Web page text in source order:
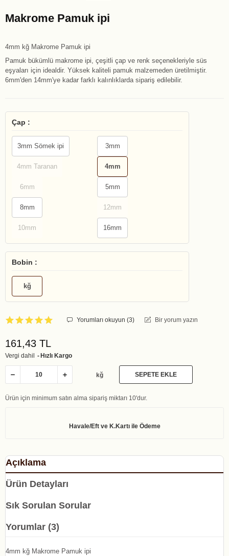
Makrome Pamuk ipi
4mm kğ Makrome Pamuk ipi
Pamuk bükümlü makrome ipi, çeşitli çap ve renk seçenekleriyle süs
eşyaları için idealdir. Yüksek kaliteli pamuk malzemeden üretilmiştir.
6mm'den 14mm'ye kadar farklı kalınlıklarda sipariş edilebilir.
Çap :
3mm Sömek ipi 3mm
4mm Taranan 4mm
6mm 5mm
8mm 12mm
10mm 16mm
Bobin :
kğ
Yorumları okuyun (3) Bir yorum yazın
161,43 TL
Vergi dahil Hızlı Kargo
kğ SEPETE EKLE
Ürün için minimum satın alma sipariş miktarı 10'dur.
Açıklama
Ürün Detayları
Sık Sorulan Sorular
Yorumlar (3)
4mm kğ Makrome Pamuk ipi